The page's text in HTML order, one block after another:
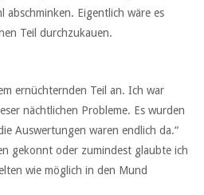
abschminken. Eigentlich wäre es
Teil durchzukauen.
ernüchternden Teil an. Ich war
nächtlichen Probleme. Es wurden
Auswertungen waren endlich da.“
gekonnt oder zumindest glaubte ich
wie möglich in den Mund